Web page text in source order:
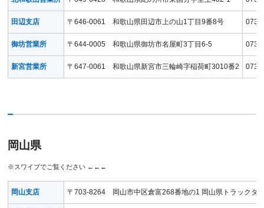
田辺支店 〒646-0061 和歌山県田辺市上の山1丁目9番8号
御坊営業所 〒644-0005 和歌山県御坊市名屋町3丁目6-5
新宮営業所 〒647-0061 和歌山県新宮市三輪崎字稲荷町3010番2
岡山県
岡山支店 〒703-8264 岡山市中区倉富268番地の1 岡山県トラックタ